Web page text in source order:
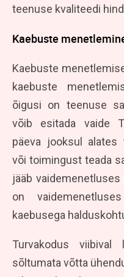
teenuse kvaliteedi
Kaebuste
Kaebuste
kaebuste
õigusi on teenuse
võib esitada vaide
päeva jooksul alates
või toimingust teada
jääb
on
kaebusega
Turvakodus
sõltumata võtta